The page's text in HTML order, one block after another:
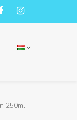
250ml